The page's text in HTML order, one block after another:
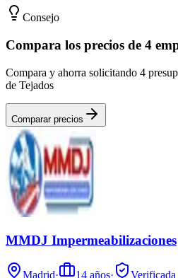
Consejo
Compara los precios de 4
Compara y ahorra solicitando 4
de Tejados
Comparar precios
MMDJ Impermeabilizaciones
Madrid· 14 años·
Verificada